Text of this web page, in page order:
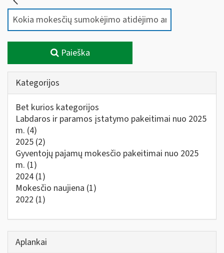
Paieška
Kategorijos
Bet kurios kategorijos
Labdaros ir paramos įstatymo pakeitimai nuo 2025
m. (4)
2025 (2)
Gyventojų pajamų mokesčio pakeitimai nuo 2025
m. (1)
2024 (1)
Mokesčio naujiena (1)
2022 (1)
Aplankai